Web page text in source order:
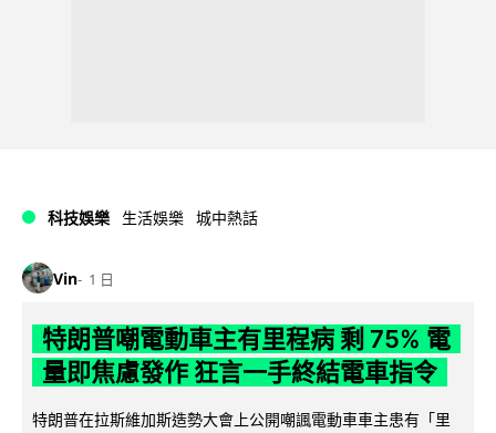
科技娛樂 生活娛樂 城中熱話
Vin 1 日
特朗普嘲電動車主有里程病 剩 75% 電
量即焦慮發作 狂言一手終結電車指令
特朗普在拉斯維加斯造勢大會上公開嘲諷電動車車主患有「里